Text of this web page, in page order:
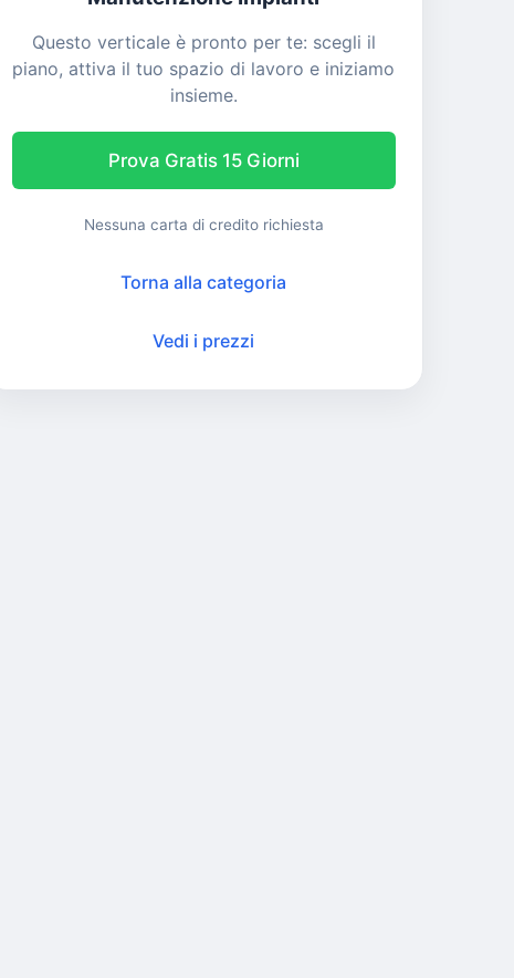
Questo verticale è pronto per te: scegli il
piano, attiva il tuo spazio di lavoro e iniziamo
insieme.
Prova Gratis 15 Giorni
Nessuna carta di credito richiesta
Torna alla categoria
Vedi i prezzi